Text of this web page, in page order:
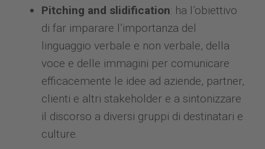
Pitching and slidification: ha l’obiettivo
di far imparare l’importanza del
linguaggio verbale e non verbale, della
voce e delle immagini per comunicare
efficacemente le idee ad aziende, partner,
clienti e altri stakeholder e a sintonizzare
il discorso a diversi gruppi di destinatari e
culture.